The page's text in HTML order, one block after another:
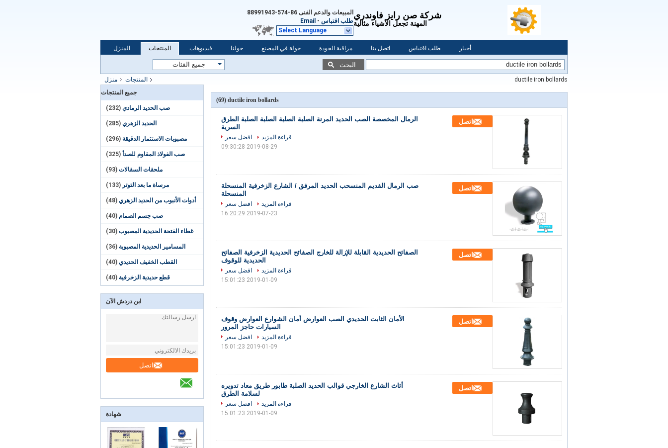
شركة صن رايز فاوندري
المهنة تجعل الأشياء مثالية
المبيعات والدعم الفنى 86-574-88991943
طلب اقتباس -
Email
Select Language
المنزل المنتجات فيديوهات حولنا جولة في المصنع مراقبة الجودة اتصل بنا طلب اقتباس أخبار
البحث
منزل المنتجات
ductile iron bollards
جميع المنتجات
صب الحديد الرمادي (232)
الحديد الزهري (285)
مصبوبات الاستثمار الدقيقة (296)
صب الفولاذ المقاوم للصدأ (325)
ملحقات السقالات (93)
مرساة ما بعد التوتر (133)
أدوات الأنبوب من الحديد الزهري (48)
صب جسم الصمام (40)
غطاء الفتحة الحديدية المصبوب (30)
المسامير الحديدية المصبوبة (36)
القطب الخفيف الحديدي (40)
قطع حديدية الزخرفية (40)
ابن دردش الآن
اتصل
شهادة
ductile iron bollards
(69)
الرمال المخصصة الصب الحديد المرنة الصلبة الصلبة الصلبة الصلبة الطرق
السرية
اتصل
قراءة المزيد
افضل سعر
2019-08-29 09:30:28
صب الرمال القديم المنسحب الحديد المرفق / الشارع الزخرفية المنسحلة
المنسحلة
اتصل
قراءة المزيد
افضل سعر
2019-07-23 16:20:29
الصفائح الحديدية القابلة للإزالة للخارج الصفائح الحديدية الزخرفية الصفائح
الحديدية للوقوف
اتصل
قراءة المزيد
افضل سعر
2019-01-09 15:01:23
الأمان الثابت الحديدي الصب العوارض أمان الشوارع العوارض وقوف
السيارات حاجز المرور
اتصل
قراءة المزيد
افضل سعر
2019-01-09 15:01:23
أثاث الشارع الخارجي قوالب الحديد الصلبة طابور طريق معاد تدويره
لسلامة الطرق
اتصل
قراءة المزيد
افضل سعر
2019-01-09 15:01:23